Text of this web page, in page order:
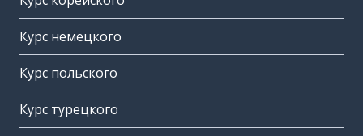
Курс немецкого
Курс польского
Курс турецкого